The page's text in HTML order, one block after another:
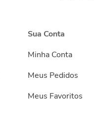
Sua Conta
Minha Conta
Meus Pedidos
Meus Favoritos